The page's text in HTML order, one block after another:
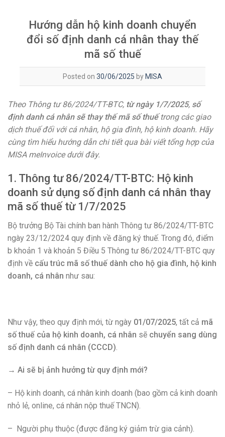
Hướng dẫn hộ kinh doanh chuyển
đổi số định danh cá nhân thay thế
mã số thuế
Posted on 30/06/2025 by MISA
Theo Thông tư 86/2024/TT-BTC, từ ngày 1/7/2025, số
định danh cá nhân sẽ thay thế mã số thuếtrong các giao
dịch thuế đối với cá nhân, hộ gia đình, hộ kinh doanh. Hãy
cùng tìm hiểu hướng dẫn chi tiết qua bài viết tổng hợp của
MISA meInvoice dưới đây.
1. Thông tư 86/2024/TT-BTC: Hộ kinh
doanh sử dụng số định danh cá nhân thay
mã số thuế từ 1/7/2025
Bộ trưởng Bộ Tài chính ban hành Thông tư 86/2024/TT-BTC
ngày 23/12/2024 quy định về đăng ký thuế. Trong đó, điểm
b khoản 1 và khoản 5 Điều 5 Thông tư 86/2024/TT-BTC quy
định về cấu trúc mã số thuế dành cho hộ gia đình, hộ kinh
doanh, cá nhân như sau:
Như vậy, theo quy định mới, từ ngày 01/07/2025, tất cả mã
số thuế của hộ kinh doanh, cá nhân sẽ chuyển sang dùng
số định danh cá nhân (CCCD)
→ Ai sẽ bị ảnh hưởng từ quy định mới?
– Hộ kinh doanh, cá nhân kinh doanh (bao gồm cả kinh doanh
nhỏ lẻ, online, cá nhân nộp thuế TNCN).
– Người phụ thuộc (được đăng ký giảm trừ gia cảnh).